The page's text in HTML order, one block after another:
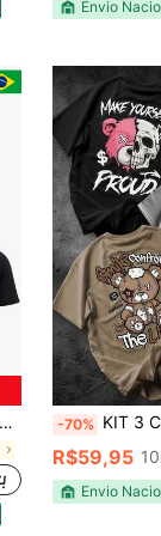
Envio
-70% KIT 3 CAMISETA Masculina
R$59,95
Envio